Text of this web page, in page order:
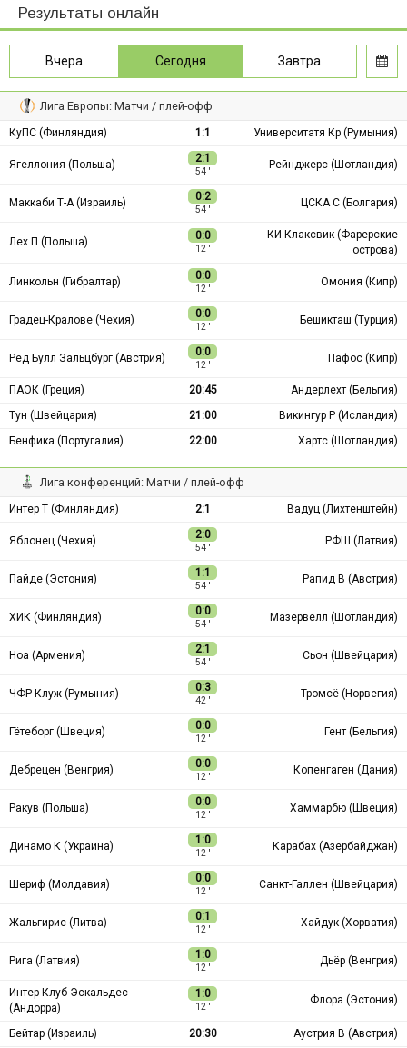
Результаты онлайн
Вчера Сегодня Завтра
Лига Европы: Матчи / плей-офф
КуПС (Финляндия) 1:1 Университатя Кр (Румыния)
Ягеллония (Польша) 2:1
54 ′
Рейнджерс (Шотландия)
Маккаби Т-А (Израиль) 0:2
54 ′
ЦСКА С (Болгария)
Лех П (Польша) 0:0
12 ′
КИ Клаксвик (Фарерские
острова)
Линкольн (Гибралтар) 0:0
12 ′
Омония (Кипр)
Градец-Кралове (Чехия) 0:0
12 ′
Бешикташ (Турция)
Ред Булл Зальцбург (Австрия) 0:0
12 ′
Пафос (Кипр)
ПАОК (Греция) 20:45
Андерлехт (Бельгия)
Тун (Швейцария)
21:00
Викингур Р (Исландия)
Бенфика (Португалия)
22:00 Хартс (Шотландия)
Лига конференций: Матчи / плей-офф
Интер Т (Финляндия) 2:1 Вадуц (Лихтенштейн)
Яблонец (Чехия) 2:0
54 ′
РФШ (Латвия)
Пайде (Эстония) 1:1
54 ′
Рапид В (Австрия)
ХИК (Финляндия) 0:0
54 ′
Мазервелл (Шотландия)
Ноа (Армения) 2:1
54 ′
Сьон (Швейцария)
ЧФР Клуж (Румыния) 0:3
42 ′
Тромсё (Норвегия)
Гётеборг (Швеция) 0:0
12 ′
Гент (Бельгия)
Дебрецен (Венгрия) 0:0
12 ′
Копенгаген (Дания)
Ракув (Польша) 0:0
12 ′
Хаммарбю (Швеция)
Динамо К (Украина) 1:0
12 ′
Карабах (Азербайджан)
Шериф (Молдавия) 0:0
12 ′
Санкт-Галлен (Швейцария)
Жальгирис (Литва) 0:1
12 ′
Хайдук (Хорватия)
Рига (Латвия) 1:0
12 ′
Дьёр (Венгрия)
Интер Клуб Эскальдес
(Андорра)
1:0
12 ′
Флора (Эстония)
Бейтар (Израиль) 20:30
Аустрия В (Австрия)